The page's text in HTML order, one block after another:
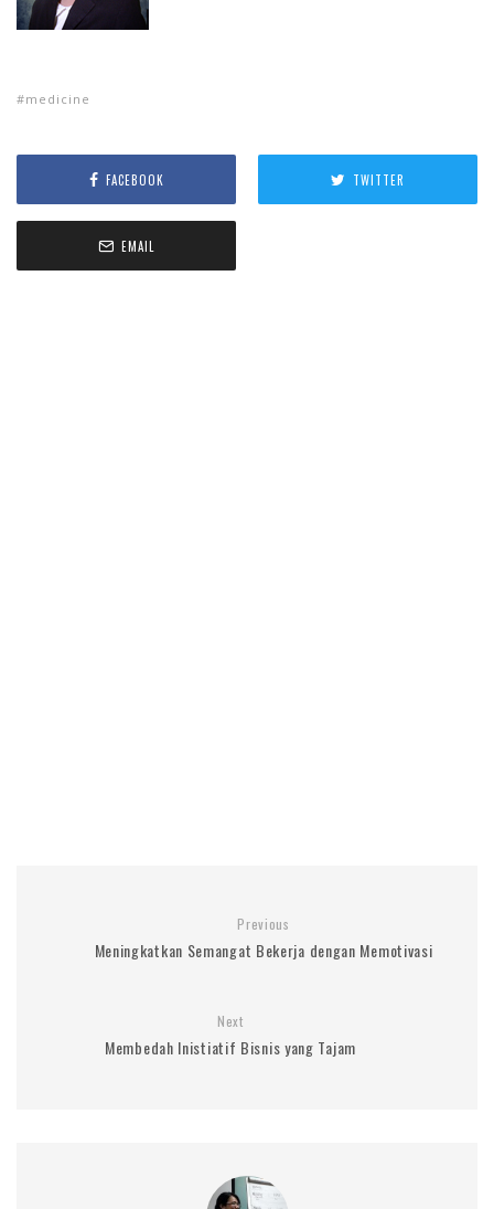
medicine
FACEBOOK TWITTER
EMAIL
Previous
Meningkatkan Semangat Bekerja dengan Memotivasi
Next
Membedah Inistiatif Bisnis yang Tajam